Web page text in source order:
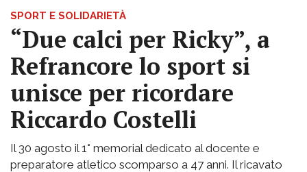
SPORT E SOLIDARIETÀ
“Due calci per Ricky”, a
Refrancore lo sport si
unisce per ricordare
Riccardo Costelli
Il 30 agosto il 1° memorial dedicato al docente e
preparatore atletico scomparso a 47 anni. Il ricavato